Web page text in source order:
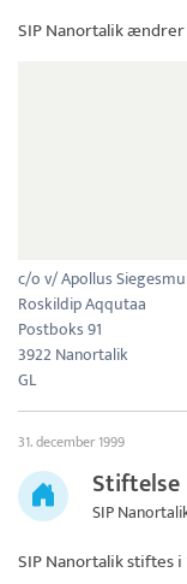
SIP Nanortalikændrer
c/o v/ Apollus
Roskildip Aqqutaa
Postboks 91
3922 Nanortalik
GL
31. december 1999
Stiftelse
SIP
SIP Nanortalikstiftes i